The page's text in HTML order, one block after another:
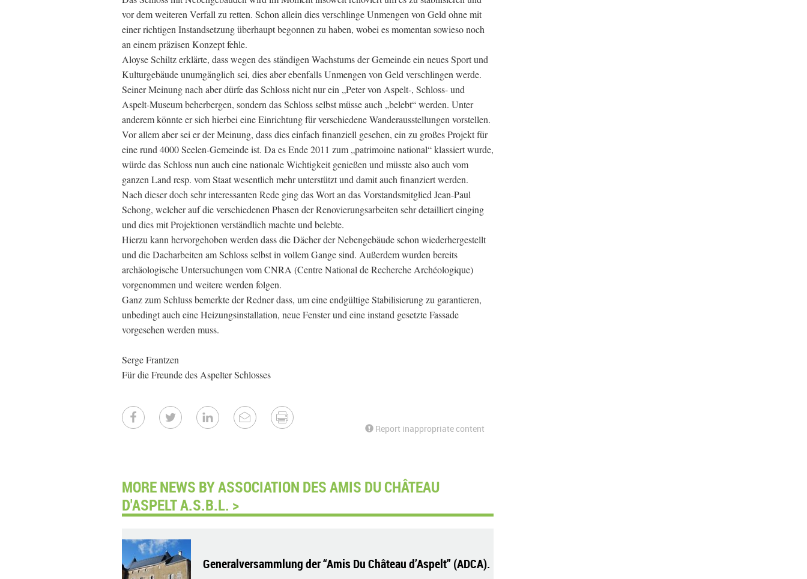
vor dem weiteren Verfall zu retten. Schon allein dies verschlinge Unmengen von Geld ohne mit
einer richtigen Instandsetzung überhaupt begonnen zu haben, wobei es momentan sowieso noch
an einem präzisen Konzept fehle.
Aloyse Schiltz erklärte, dass wegen des ständigen Wachstums der Gemeinde ein neues Sport und
Kulturgebäude unumgänglich sei, dies aber ebenfalls Unmengen von Geld verschlingen werde.
Seiner Meinung nach aber dürfe das Schloss nicht nur ein „Peter von Aspelt-, Schloss- und
Aspelt-Museum beherbergen, sondern das Schloss selbst müsse auch „belebt“ werden. Unter
anderem könnte er sich hierbei eine Einrichtung für verschiedene Wanderausstellungen vorstellen.
Vor allem aber sei er der Meinung, dass dies einfach finanziell gesehen, ein zu großes Projekt für
eine rund 4000 Seelen-Gemeinde ist. Da es Ende 2011 zum „patrimoine national“ klassiert wurde,
würde das Schloss nun auch eine nationale Wichtigkeit genießen und müsste also auch vom
ganzen Land resp. vom Staat wesentlich mehr unterstützt und damit auch finanziert werden.
Nach dieser doch sehr interessanten Rede ging das Wort an das Vorstandsmitglied Jean-Paul
Schong, welcher auf die verschiedenen Phasen der Renovierungsarbeiten sehr detailliert einging
und dies mit Projektionen verständlich machte und belebte.
Hierzu kann hervorgehoben werden dass die Dächer der Nebengebäude schon wiederhergestellt
und die Dacharbeiten am Schloss selbst in vollem Gange sind. Außerdem wurden bereits
archäologische Untersuchungen vom CNRA (Centre National de Recherche Archéologique)
vorgenommen und weitere werden folgen.
Ganz zum Schluss bemerkte der Redner dass, um eine endgültige Stabilisierung zu garantieren,
unbedingt auch eine Heizungsinstallation, neue Fenster und eine instand gesetzte Fassade
vorgesehen werden muss.
Serge Frantzen
Für die Freunde des Aspelter Schlosses
Report inappropriate content
MORE NEWS BY ASSOCIATION DES AMIS DU CHÂTEAU
D'ASPELT A.S.B.L. >
Generalversammlung der “Amis Du Château d’Aspelt” (ADCA).